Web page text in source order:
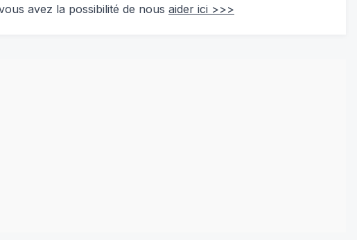
avez la possibilité de nous aider ici >>>